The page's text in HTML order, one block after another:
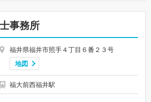
事務所
福井県福井市照手４丁目６番２３号
地図
福大前西福井駅